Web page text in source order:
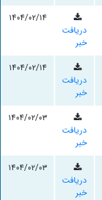
دریافت
خبر
۱۴۰۴/۰۲/۱۴
دریافت
خبر
۱۴۰۴/۰۲/۱۴
دریافت
خبر
۱۴۰۴/۰۲/۰۳
دریافت
خبر
۱۴۰۴/۰۲/۰۳